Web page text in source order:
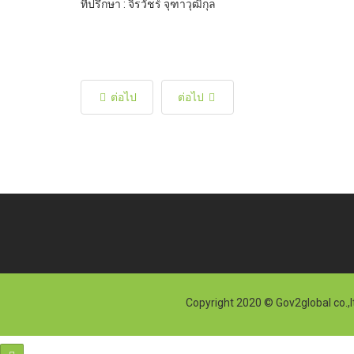
ที่ปรึกษา : จิรวัชร์ จุฑาวุฒิกุล
ต่อไป ต่อไป
Copyright 2020 © Gov2global